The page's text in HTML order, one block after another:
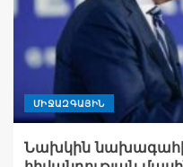
ՄԻՋԱԶԳԱՅԻՆ
Նախկին նախագահի